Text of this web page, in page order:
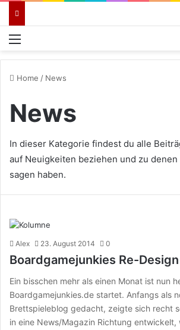
Menü
Home / News
News
In dieser Kategorie findest du alle
auf Neuigkeiten beziehen und zu
sagen haben.
Alex 23. August 2014 0
Boardgamejunkies Re-Design
Ein bisschen mehr als einen Monat ist nun
Boardgamejunkies.de startet. Anfangs als
Brettspieleblog gedacht, zeigte sich recht
in eine News/Magazin Richtung entwickelt,